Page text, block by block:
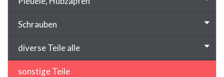
Schrauben
diverse Teile alle
sonstige Teile